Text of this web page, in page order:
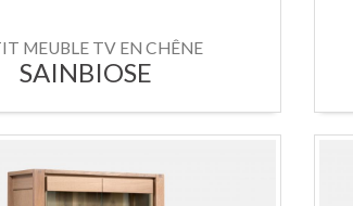
MEUBLE TV EN CHÊNE
SAINBIOSE